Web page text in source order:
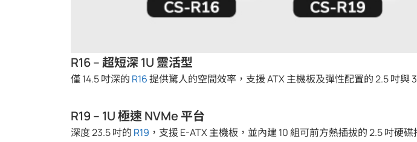
R16 – 超短深 1U 靈活型
僅 14.5 吋深的 R16提供驚人的空間效率，支援 ATX 主機板及彈性配置的 2.5 吋與
R19 – 1U 極速 NVMe 平台
深度 23.5 吋的 R19 ，支援 E-ATX 主機板，並內建 10 組可前方熱插拔的 2.5 吋硬